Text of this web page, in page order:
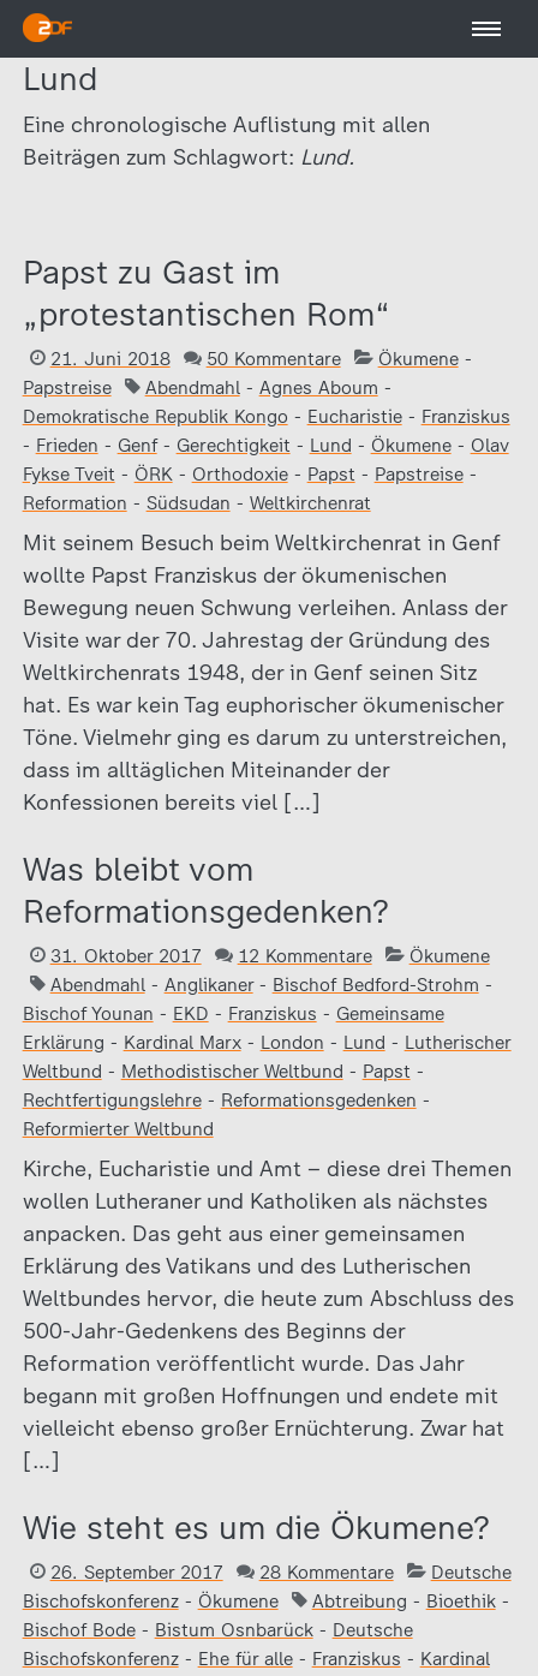
Lund
Eine chronologische Auflistung mit allen
Beiträgen zum Schlagwort: Lund.
Papst zu Gast im
„protestantischen Rom“
21. Juni 2018 50 Kommentare Ökumene-
Papstreise
Abendmahl- Agnes Aboum -
Demokratische Republik Kongo - Eucharistie- Franziskus
- Frieden - Genf- Gerechtigkeit - Lund - Ökumene- Olav
Fykse Tveit - ÖRK- Orthodoxie- Papst - Papstreise-
Reformation - Südsudan - Weltkirchenrat
Mit seinem Besuch beim Weltkirchenrat in Genf
wollte Papst Franziskus der ökumenischen
Bewegung neuen Schwung verleihen. Anlass der
Visite war der 70. Jahrestag der Gründung des
Weltkirchenrats 1948, der in Genf seinen Sitz
hat. Es war kein Tag euphorischer ökumenischer
Töne. Vielmehr ging es darum zu unterstreichen,
dass im alltäglichen Miteinander der
Konfessionen bereits viel […]
Was bleibt vom
Reformationsgedenken?
31. Oktober 2017 12 Kommentare
Ökumene
Abendmahl- Anglikaner- Bischof Bedford-Strohm -
Bischof Younan - EKD - Franziskus - Gemeinsame
Erklärung - Kardinal Marx- London - Lund - Lutherischer
Weltbund - Methodistischer Weltbund - Papst -
Rechtfertigungslehre- Reformationsgedenken -
Reformierter Weltbund
Kirche, Eucharistie und Amt – diese drei Themen
wollen Lutheraner und Katholiken als nächstes
anpacken. Das geht aus einer gemeinsamen
Erklärung des Vatikans und des Lutherischen
Weltbundes hervor, die heute zum Abschluss des
500-Jahr-Gedenkens des Beginns der
Reformation veröffentlicht wurde. Das Jahr
begann mit großen Hoffnungen und endete mit
vielleicht ebenso großer Ernüchterung. Zwar hat
[…]
Wie steht es um die Ökumene?
26. September 2017 28 Kommentare
Deutsche
Bischofskonferenz- Ökumene Abtreibung - Bioethik-
Bischof Bode- Bistum Osnbarück- Deutsche
Bischofskonferenz- Ehe für alle- Franziskus - Kardinal